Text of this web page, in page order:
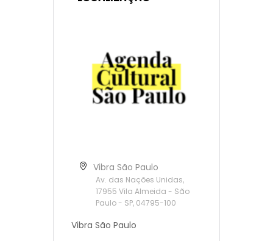
Vibra São Paulo
Av. das Nações Unidas,
17955 Vila Almeida - São
Paulo - SP, 04795-100
Vibra São Paulo